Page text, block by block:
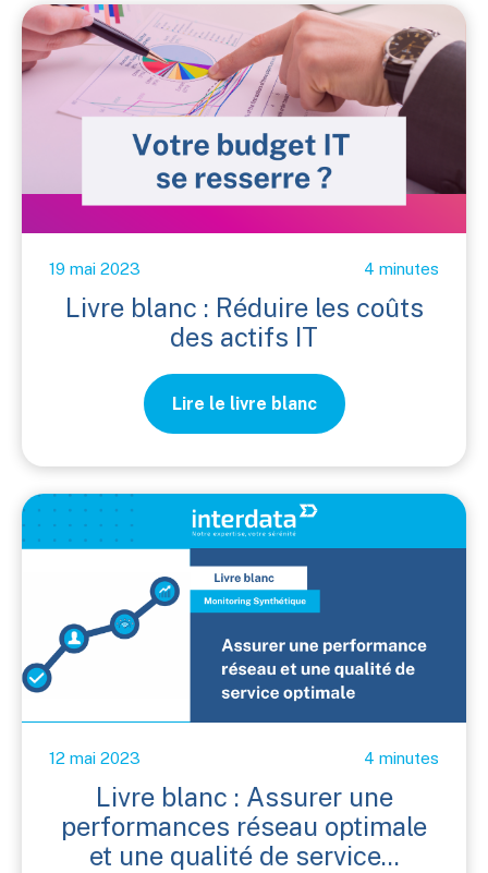
19 mai 2023 4 minutes
Livre blanc : Réduire les coûts
des actifs IT
Lire le livre blanc
12 mai 2023 4 minutes
Livre blanc : Assurer une
performances réseau optimale
et une qualité de service...